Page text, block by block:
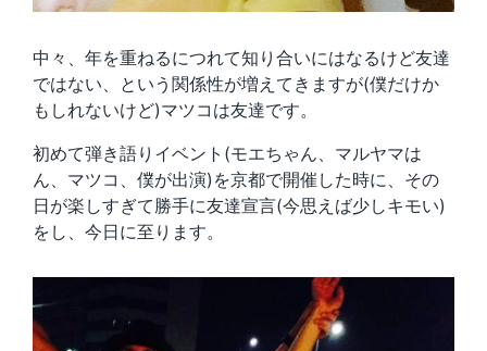
中々、年を重ねるにつれて知り合いにはなるけど友達
ではない、という関係性が増えてきますが(僕だけか
もしれないけど)マツコは友達です。
初めて弾き語りイベント(モエちゃん、マルヤマは
ん、マツコ、僕が出演)を京都で開催した時に、その
日が楽しすぎて勝手に友達宣言(今思えば少しキモい)
をし、今日に至ります。